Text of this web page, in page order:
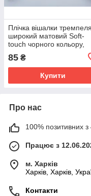
Плічка вішалки тремпеля
широкий матовий Soft-
touch чорного кольору,
85 ₴
Купити
Про нас
100% позитивних з
Працює з
м. Харків
Харків, Харків,
Контакти